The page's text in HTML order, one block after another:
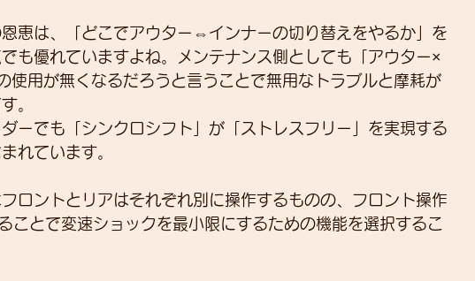
恵は、「どこでアウター⇔インナーの切り替えをやるか」を
も優れていますよね。メンテナンス側としても「アウター×
使用が無くなるだろうと言うことで無用なトラブルと摩耗が
。
ーでも「シンクロシフト」が「ストレスフリー」を実現する
れています。
ロントとリアはそれぞれ別に操作するものの、フロント操作
ことで変速ショックを最小限にするための機能を選択するこ